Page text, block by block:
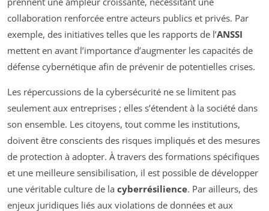
collaboration renforcée entre acteurs publics et privés. Par
exemple, des initiatives telles que les rapports de l’ANSSI
mettent en avant l’importance d’augmenter les capacités de
défense cybernétique afin de prévenir de potentielles crises.
Les répercussions de la cybersécurité ne se limitent pas
seulement aux entreprises ; elles s’étendent à la société dans
son ensemble. Les citoyens, tout comme les institutions,
doivent être conscients des risques impliqués et des mesures
de protection à adopter. À travers des formations spécifiques
et une meilleure sensibilisation, il est possible de développer
une véritable culture de la cyberrésilience. Par ailleurs, des
enjeux juridiques liés aux violations de données et aux